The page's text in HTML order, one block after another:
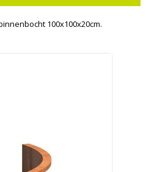
100x100x20cm.